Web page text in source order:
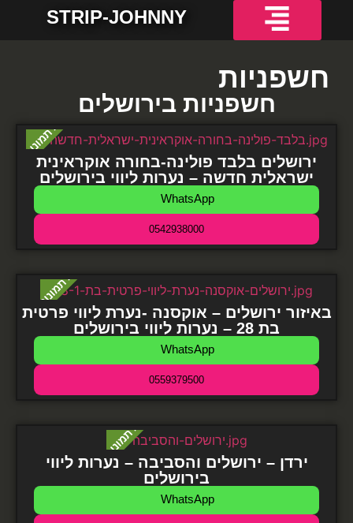
STRIP-JOHNNY
חשפניות
חשפניות בירושלים
ירושלים בלבד פולינה-בחורה אוקראינית
ישראלית חדשה – נערות ליווי בירושלים
WhatsApp
0542938000
באיזור ירושלים – אוקסנה -נערת ליווי פרטית
בת 28 – נערות ליווי בירושלים
WhatsApp
0559379500
ירדן – ירושלים והסביבה – נערות ליווי
בירושלים
WhatsApp